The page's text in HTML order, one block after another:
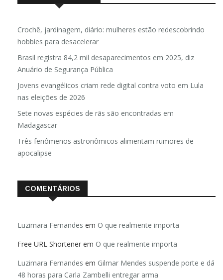
Crochê, jardinagem, diário: mulheres estão redescobrindo
hobbies para desacelerar
Brasil registra 84,2 mil desaparecimentos em 2025, diz
Anuário de Segurança Pública
Jovens evangélicos criam rede digital contra voto em Lula
nas eleições de 2026
Sete novas espécies de rãs são encontradas em
Madagascar
Três fenômenos astronômicos alimentam rumores de
apocalipse
COMENTÁRIOS
Luzimara Fernandes em O que realmente importa
Free URL Shortener em O que realmente importa
Luzimara Fernandes em Gilmar Mendes suspende porte e dá
48 horas para Carla Zambelli entregar arma